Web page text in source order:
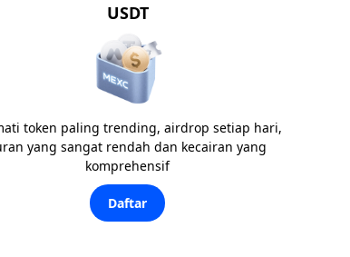
USDT
token paling trending, airdrop setiap hari,
yang sangat rendah dan kecairan yang
komprehensif
Daftar